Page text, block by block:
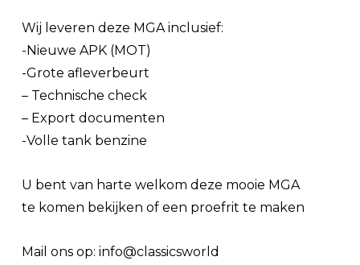
Wij leveren deze MGA inclusief:
-Nieuwe APK (MOT)
-Grote afleverbeurt
– Technische check
– Export documenten
-Volle tank benzine
U bent van harte welkom deze mooie MGA
te komen bekijken of een proefrit te maken
Mail ons op: info@classicsworld